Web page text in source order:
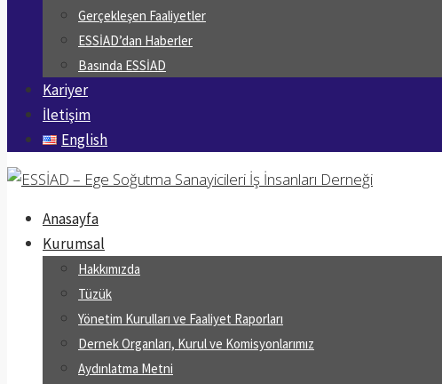
Gerçekleşen Faaliyetler
ESSİAD’dan Haberler
Basında ESSİAD
Kariyer
İletişim
English
Anasayfa
Kurumsal
Hakkımızda
Tüzük
Yönetim Kurulları ve Faaliyet Raporları
Dernek Organları, Kurul ve Komisyonlarımız
Aydınlatma Metni